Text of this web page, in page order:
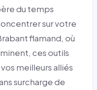
du temps
sur votre
flamand, où
ces outils
meilleurs alliés
surcharge de